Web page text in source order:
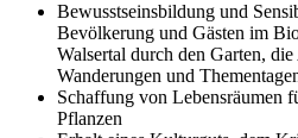
Bewusstseinsbildung und
Bevölkerung und Gästen im
Walsertal durch den Garten,
Wanderungen und
Schaffung von Lebensräumen
Pflanzen